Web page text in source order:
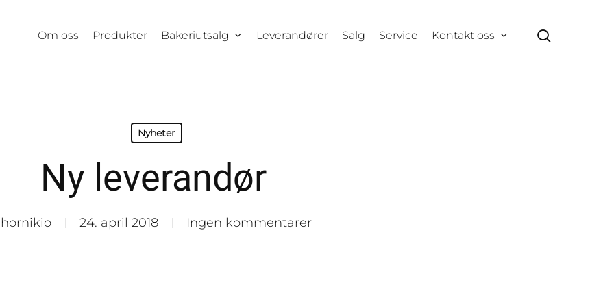
Om oss Produkter Bakeriutsalg Leverandører Salg Service Kontakt oss
Nyheter
Ny leverandør
hornikio 24. april 2018 Ingen kommentarer